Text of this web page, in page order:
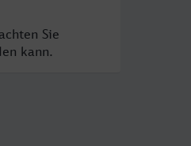
Sie
kann.